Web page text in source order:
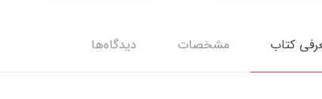
کتاب مشخصات دیدگاه‌ها